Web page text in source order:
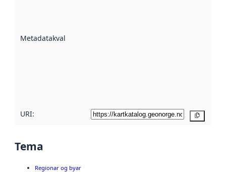
Metadatakvalitet
URI:
Tema
Regionar og byar